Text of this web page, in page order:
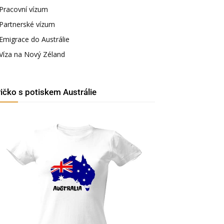
Pracovní vízum
Partnerské vízum
Emigrace do Austrálie
na Nový Zéland
s potiskem Austrálie